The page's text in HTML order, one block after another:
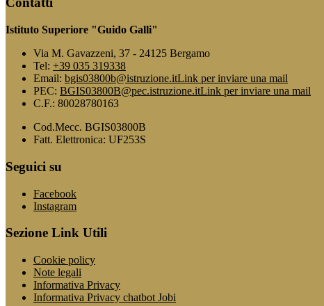
Istituto Superiore "Guido Galli"
Via M. Gavazzeni, 37 - 24125 Bergamo
Tel: +39 035 319338
Email: bgis03800b@istruzione.itLink per inviare una mail
PEC: BGIS03800B@pec.istruzione.itLink per inviare una mail
C.F.: 80028780163
Cod.Mecc. BGIS03800B
Fatt. Elettronica: UF253S
Seguici su
Facebook
Instagram
Sezione Link Utili
Cookie policy
Note legali
Informativa Privacy
Informativa Privacy chatbot Jobi